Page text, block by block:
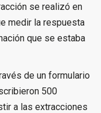
se realizó en
medir la respuesta
que se estaba
de un formulario
500
a las extracciones